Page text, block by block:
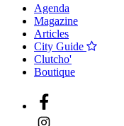
Agenda
Magazine
Articles
City Guide
Clutcho'
Boutique